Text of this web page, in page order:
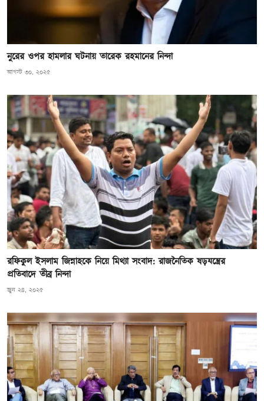
নুরের ওপর হামলার ঘটনায় তারেক রহমানের নিন্দা
আগস্ট ৩০, ২০২৫
রফিকুল ইসলাম জিন্নাহকে নিয়ে মিথ্যা সংবাদ: রাজনৈতিক ষড়যন্ত্রের
প্রতিবাদে তীব্র নিন্দা
জুন ২৪, ২০২৫